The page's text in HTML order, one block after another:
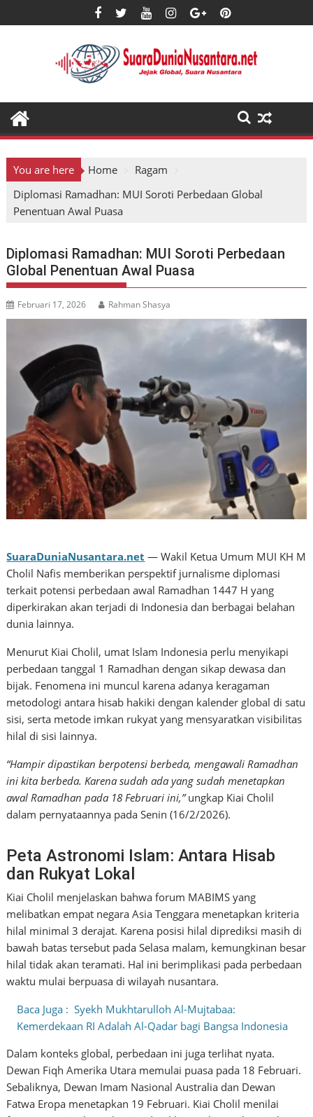
to
You are here Home
Ragam
Diplomasi Ramadhan: MUI Soroti Perbedaan Global
Penentuan Awal Puasa
Diplomasi Ramadhan: MUI Soroti Perbedaan
Global Penentuan Awal Puasa
Februari 17, 2026 Rahman Shasya
SuaraDuniaNusantara.net — Wakil Ketua Umum MUI KH M
Cholil Nafis memberikan perspektif jurnalisme diplomasi
terkait potensi perbedaan awal Ramadhan 1447 H yang
diperkirakan akan terjadi di Indonesia dan berbagai belahan
dunia lainnya.
Menurut Kiai Cholil, umat Islam Indonesia perlu menyikapi
perbedaan tanggal 1 Ramadhan dengan sikap dewasa dan
bijak. Fenomena ini muncul karena adanya keragaman
metodologi antara hisab hakiki dengan kalender global di satu
sisi, serta metode imkan rukyat yang mensyaratkan visibilitas
hilal di sisi lainnya.
“Hampir dipastikan berpotensi berbeda, mengawali Ramadhan
ini kita berbeda. Karena sudah ada yang sudah menetapkan
awal Ramadhan pada 18 Februari ini,”ungkap Kiai Cholil
dalam pernyataannya pada Senin (16/2/2026).
Peta Astronomi Islam: Antara Hisab
dan Rukyat Lokal
Kiai Cholil menjelaskan bahwa forum MABIMS yang
melibatkan empat negara Asia Tenggara menetapkan kriteria
hilal minimal 3 derajat. Karena posisi hilal diprediksi masih di
bawah batas tersebut pada Selasa malam, kemungkinan besar
hilal tidak akan teramati. Hal ini berimplikasi pada perbedaan
waktu mulai berpuasa di wilayah nusantara.
Baca Juga : Syekh Mukhtarulloh Al-Mujtabaa:
Kemerdekaan RI Adalah Al-Qadar bagi Bangsa Indonesia
Dalam konteks global, perbedaan ini juga terlihat nyata.
Dewan Fiqh Amerika Utara memulai puasa pada 18 Februari.
Sebaliknya, Dewan Imam Nasional Australia dan Dewan
Fatwa Eropa menetapkan 19 Februari. Kiai Cholil menilai